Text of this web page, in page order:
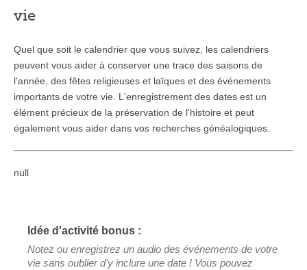
vie
Quel que soit le calendrier que vous suivez, les calendriers
peuvent vous aider à conserver une trace des saisons de
l'année, des fêtes religieuses et laïques et des événements
importants de votre vie. L'enregistrement des dates est un
élément précieux de la préservation de l'histoire et peut
également vous aider dans vos recherches généalogiques.
null
Idée d'activité bonus :
Notez ou enregistrez un audio des événements de votre
vie sans oublier d'y inclure une date ! Vous pouvez